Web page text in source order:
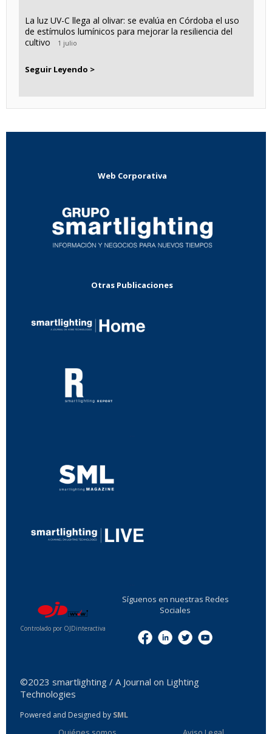
La luz UV-C llega al olivar: se evalúa en Córdoba el uso
de estímulos lumínicos para mejorar la resiliencia del
cultivo
1 julio
Seguir Leyendo >
Web Corporativa
Otras Publicaciones
Controlado por OJDinteractiva
Síguenos en nuestras Redes
Sociales
©2023 smartlighting / A Journal on Lighting
Technologies
Powered and Designed by SML